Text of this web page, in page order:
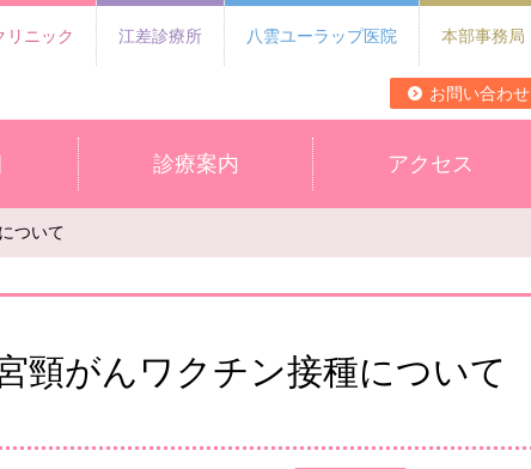
リニック 江差診療所 八雲ユーラップ医院 本部事務局
お問い合わせ
診療案内 アクセス
ついて
頸がんワクチン接種について